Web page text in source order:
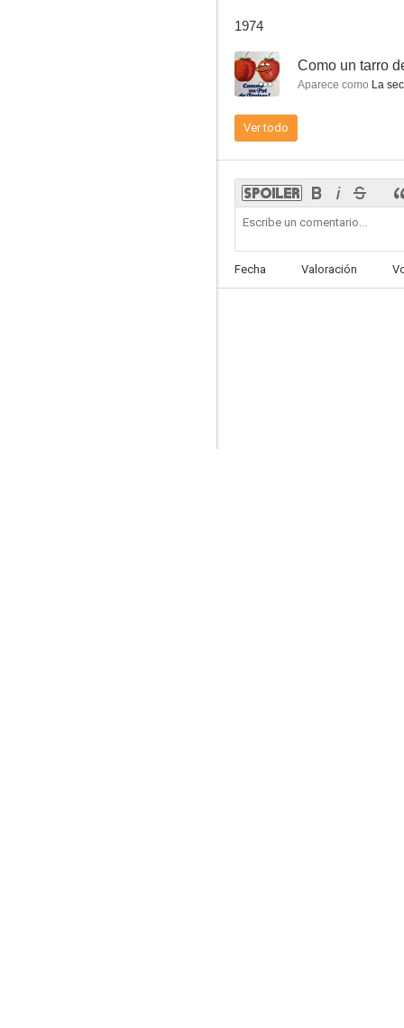
1974
-- Como un tarro
Aparece como La
Ver todo
Fecha Valoración